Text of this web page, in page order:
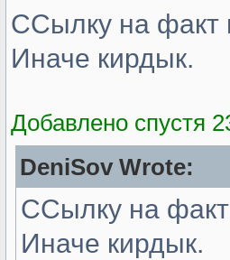
ССылку на факт
Иначе кирдык.
Добавлено спустя
DeniSov Wrote:
ССылку на
Иначе кирдык.